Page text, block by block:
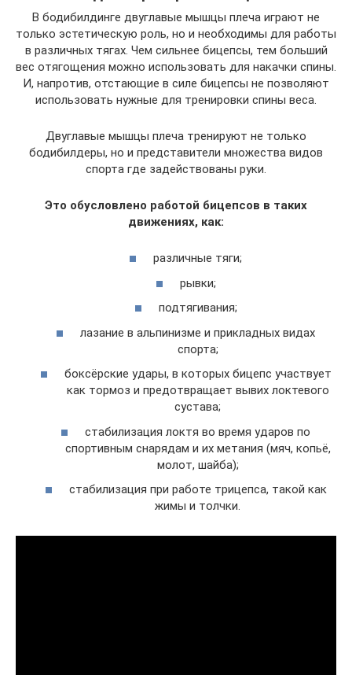
В бодибилдинге двуглавые мышцы плеча играют не
только эстетическую роль, но и необходимы для работы
в различных тягах. Чем сильнее бицепсы, тем больший
вес отягощения можно использовать для накачки спины.
И, напротив, отстающие в силе бицепсы не позволяют
использовать нужные для тренировки спины веса.
Двуглавые мышцы плеча тренируют не только
бодибилдеры, но и представители множества видов
спорта где задействованы руки.
Это обусловлено работой бицепсов в таких
движениях, как:
различные тяги;
рывки;
подтягивания;
лазание в альпинизме и прикладных видах
спорта;
боксёрские удары, в которых бицепс участвует
как тормоз и предотвращает вывих локтевого
сустава;
стабилизация локтя во время ударов по
спортивным снарядам и их метания (мяч, копьё,
молот, шайба);
стабилизация при работе трицепса, такой как
жимы и толчки.